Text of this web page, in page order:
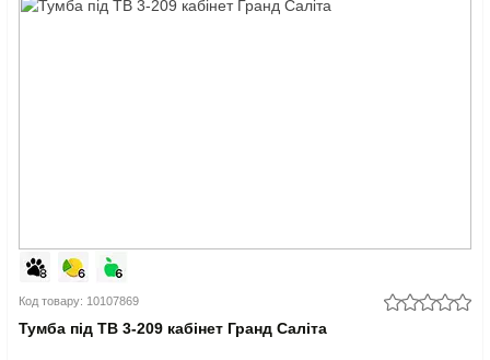
Код товару: 10107869
Тумба під ТВ 3-209 кабінет Гранд Саліта